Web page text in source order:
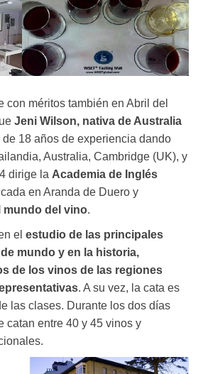
con méritos también en Abril del
Jeni Wilson, nativa de Australia
de 18 años de experiencia dando
Australia, Cambridge (UK), y
dirige la Academia de Inglés
en Aranda de Duero y
mundo del vino.
el estudio de las principales
mundo y en la historia,
de los vinos de las regiones
. A su vez, la cata es
las clases. Durante los dos días
catan entre 40 y 45 vinos y